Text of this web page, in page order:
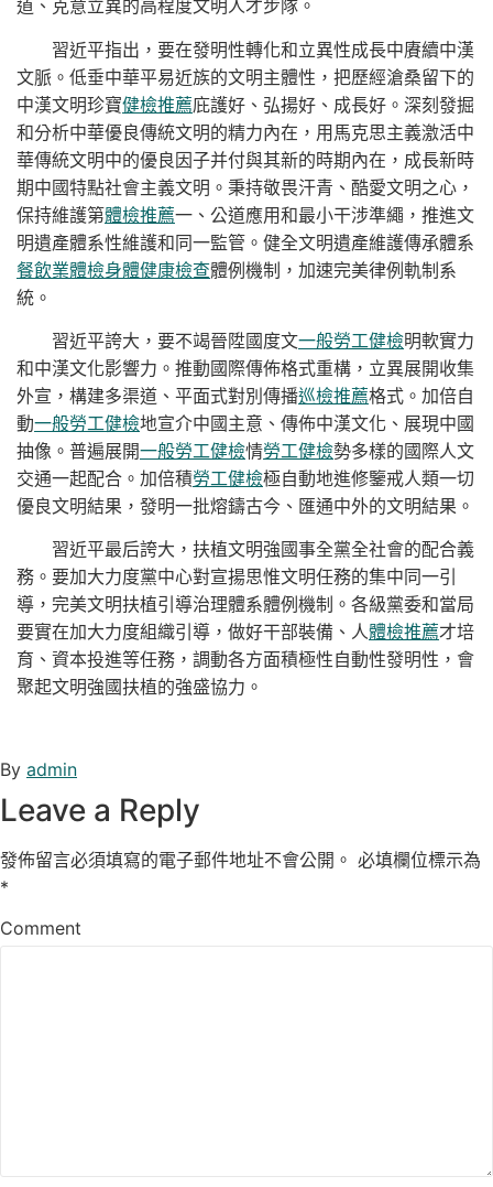
道、克意立異的高程度文明人才步隊。
習近平指出，要在發明性轉化和立異性成長中賡續中漢
文脈。低垂中華平易近族的文明主體性，把歷經滄桑留下的
中漢文明珍寶健檢推薦庇護好、弘揚好、成長好。深刻發掘
和分析中華優良傳統文明的精力內在，用馬克思主義激活中
華傳統文明中的優良因子并付與其新的時期內在，成長新時
期中國特點社會主義文明。秉持敬畏汗青、酷愛文明之心，
保持維護第體檢推薦一、公道應用和最小干涉準繩，推進文
明遺產體系性維護和同一監管。健全文明遺產維護傳承體系
餐飲業體檢身體健康檢查體例機制，加速完美律例軌制系
統。
習近平誇大，要不竭晉陞國度文一般勞工健檢明軟實力
和中漢文化影響力。推動國際傳佈格式重構，立異展開收集
外宣，構建多渠道、平面式對別傳播巡檢推薦格式。加倍自
動一般勞工健檢地宣介中國主意、傳佈中漢文化、展現中國
抽像。普遍展開一般勞工健檢情勞工健檢勢多樣的國際人文
交通一起配合。加倍積勞工健檢極自動地進修鑒戒人類一切
優良文明結果，發明一批熔鑄古今、匯通中外的文明結果。
習近平最后誇大，扶植文明強國事全黨全社會的配合義
務。要加大力度黨中心對宣揚思惟文明任務的集中同一引
導，完美文明扶植引導治理體系體例機制。各級黨委和當局
要實在加大力度組織引導，做好干部裝備、人體檢推薦才培
育、資本投進等任務，調動各方面積極性自動性發明性，會
聚起文明強國扶植的強盛協力。
By admin
Leave a Reply
發佈留言必須填寫的電子郵件地址不會公開。 必填欄位標示為
*
Comment